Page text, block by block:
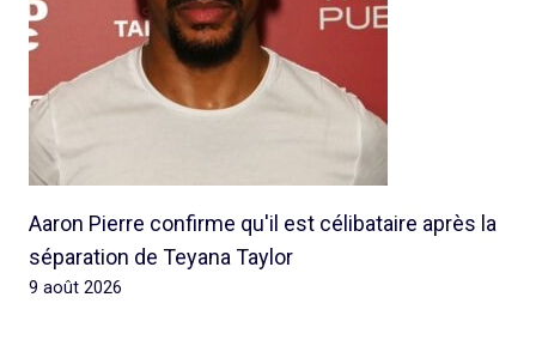
Aaron Pierre confirme qu'il est célibataire après la
séparation de Teyana Taylor
9 août 2026